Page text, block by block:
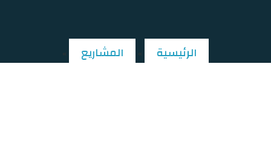
الرئيسية » المشاريع »